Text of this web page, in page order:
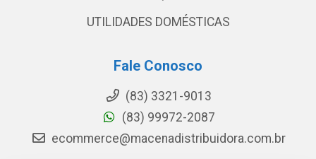
UTILIDADES DOMÉSTICAS
Fale Conosco
(83) 3321-9013
(83) 99972-2087
ecommerce@macenadistribuidora.com.br